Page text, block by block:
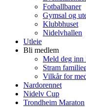
Fotballbaner
Gymsal og
Klubbhuset
Nidelvhallen
Utleie
Bli medlem
Meld deg inn
Stram
Vilkår for
Nardorennet
Nidelv Cup
Trondheim Maraton